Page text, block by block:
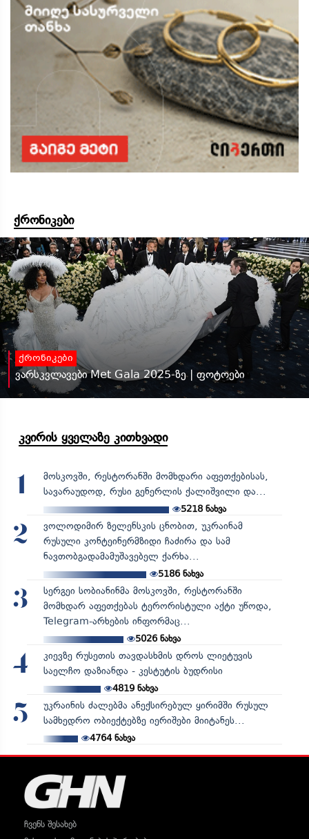
ქრონიკები
ქრონიკები
ვარსკვლავები Met Gala 2025-ზე | ფოტოები
კვირის ყველაზე კითხვადი
1
მოსკოვში, რესტორანში მომხდარი აფეთქებისას,
სავარაუდოდ, რუსი გენერლის ქალიშვილი და...
5218 ნახვა
2
ვოლოდიმირ ზელენსკის ცნობით, უკრაინამ
რუსული კონტეინერმზიდი ჩაძირა და სამ
ნავთობგადამამუშავებელ ქარხა...
5186ნახვა
3
სერგეი სობიანინმა მოსკოვში, რესტორანში
მომხდარ აფეთქებას ტერორისტული აქტი უწოდა,
Telegram-არხების ინფორმაც...
5026ნახვა
4
კიევზე რუსეთის თავდასხმის დროს ლიეტუვის
საელჩო დაზიანდა - კესტუტის ბუდრისი
4819ნახვა
5
უკრაინის ძალებმა ანექსირებულ ყირიმში რუსულ
სამხედრო ობიექტებზე იერიშები მიიტანეს...
4764ნახვა
ჩვენს შესახებ